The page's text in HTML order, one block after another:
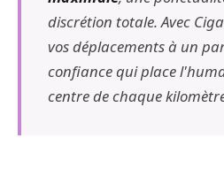
discrétion totale. Avec
vos déplacements à un
confiance qui place
centre de chaque